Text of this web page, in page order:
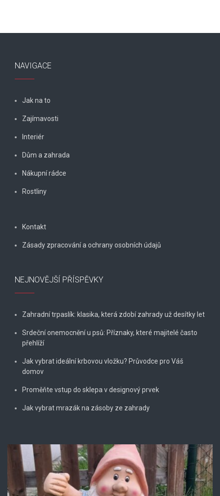
NAVIGACE
Jak na to
Zajímavosti
Interiér
Dům a zahrada
Nákupní rádce
Rostliny
Kontakt
Zásady zpracování a ochrany osobních údajů
NEJNOVĚJŠÍ PŘÍSPĚVKY
Zahradní trpaslík: klasika, která zdobí zahrady už desítky let
Srdeční onemocnění u psů: Příznaky, které majitelé často
přehlíží
Jak vybrat ideální krbovou vložku? Průvodce pro Váš
domov
Proměňte vstup do sklepa v designový prvek
Jak vybrat mrazák na zásoby ze zahrady